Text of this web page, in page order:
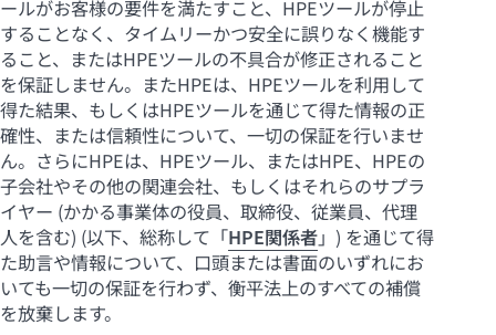
ールがお客様の要件を満たすこと、HPEツールが停止
することなく、タイムリーかつ安全に誤りなく機能す
ること、またはHPEツールの不具合が修正されること
を保証しません。またHPEは、HPEツールを利用して
得た結果、もしくはHPEツールを通じて得た情報の正
確性、または信頼性について、一切の保証を行いませ
ん。さらにHPEは、HPEツール、またはHPE、HPEの
子会社やその他の関連会社、もしくはそれらのサプラ
イヤー (かかる事業体の役員、取締役、従業員、代理
人を含む) (以下、総称して「HPE関係者」) を通じて得
た助言や情報について、口頭または書面のいずれにお
いても一切の保証を行わず、衡平法上のすべての補償
を放棄します。